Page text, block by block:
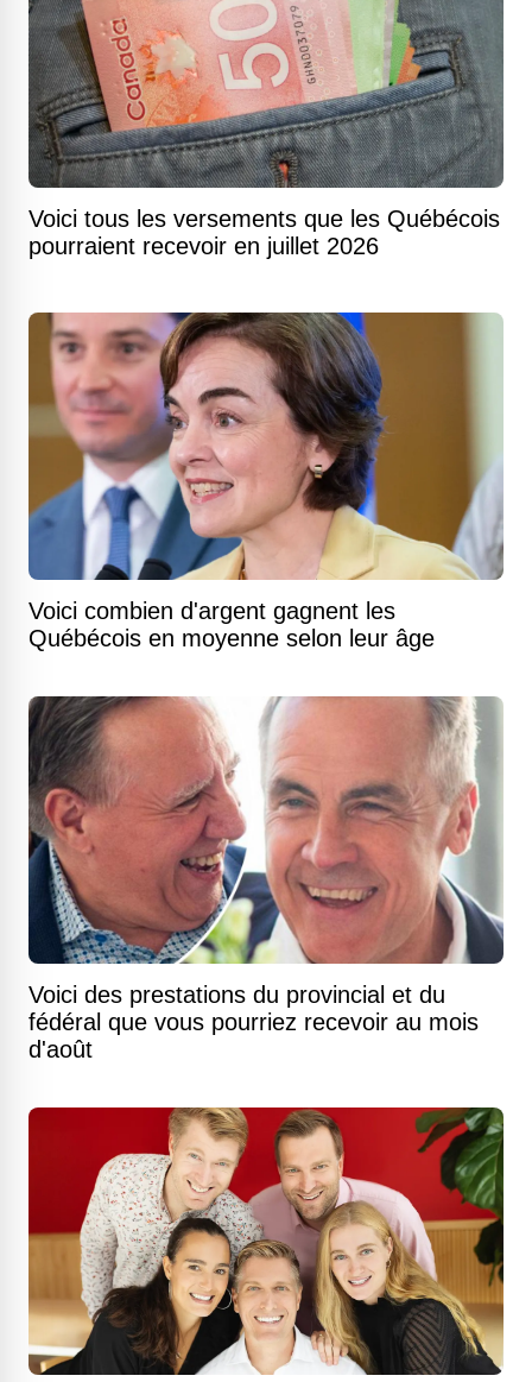
Voici tous les versements que les Québécois
pourraient recevoir en juillet 2026
Voici combien d'argent gagnent les
Québécois en moyenne selon leur âge
Voici des prestations du provincial et du
fédéral que vous pourriez recevoir au mois
d'août